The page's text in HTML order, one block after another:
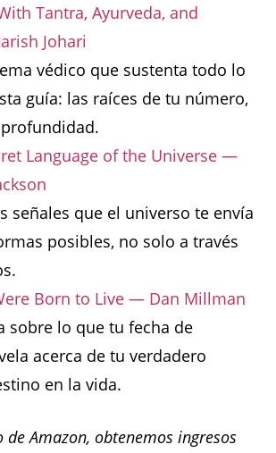
Tantra, Ayurveda, and
Johari
védico que sustenta todo lo
guía: las raíces de tu número,
Language of the Universe —
señales que el universo te envía
posibles, no solo a través
Born to Live — Dan Millman
sobre lo que tu fecha de
acerca de tu verdadero
en la vida.
de Amazon, obtenemos ingresos